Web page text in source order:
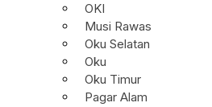
OKI
Musi Rawas
Oku Selatan
Oku
Oku Timur
Pagar Alam